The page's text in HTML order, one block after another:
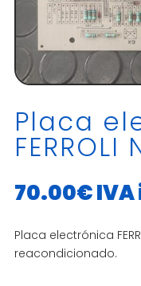
Placa
FERROLI
70.00€
Placa electrónica
reacondicionado.